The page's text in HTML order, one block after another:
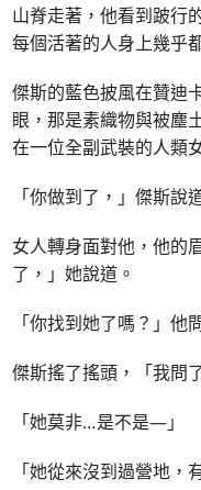
山脊走著，他看到跛行
每個活著的人身上幾乎
傑斯的藍色披風在贊迪
眼，那是素織物與被塵
在一位全副武裝的人類
「你做到了，」傑斯說
女人轉身面對他，他的
了，」她說道。
「你找到她了嗎？」他
傑斯搖了搖頭，「我問
「她莫非…是不是—」
「她從來沒到過營地，